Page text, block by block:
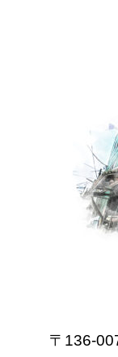
〒136-